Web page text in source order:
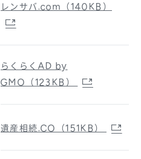
レンサバ.com（140KB）
らくらくAD by
GMO（123KB）
遺産相続.CO（151KB）